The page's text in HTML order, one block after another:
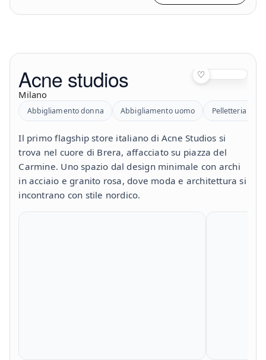
Acne studios
Milano
♡
Abbigliamento donna Abbigliamento uomo Pelletteria e
Il primo flagship store italiano di Acne Studios si
trova nel cuore di Brera, affacciato su piazza del
Carmine. Uno spazio dal design minimale con archi
in acciaio e granito rosa, dove moda e architettura si
incontrano con stile nordico.